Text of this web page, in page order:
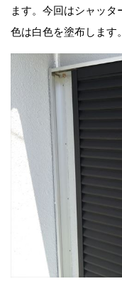
ます。今回はシャッ
色は白色を塗布します。